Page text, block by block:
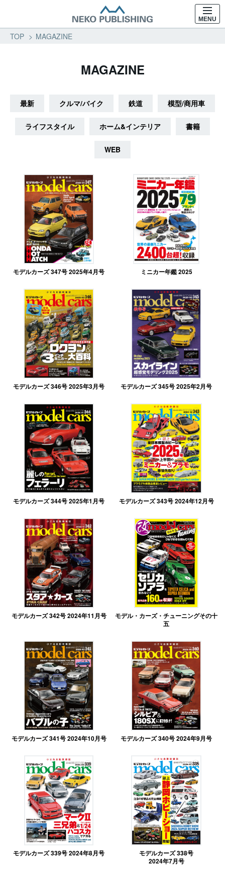
MENU
TOP MAGAZINE
MAGAZINE
最新 クルマ/バイク 鉄道 模型/商用車
ライフスタイル ホーム&インテリア 書籍
WEB
モデルカーズ 347号 2025年4月号 ミニカー年鑑 2025
モデルカーズ 346号 2025年3月号 モデルカーズ 345号 2025年2月号
モデルカーズ 344号 2025年1月号 モデルカーズ 343号 2024年12月号
モデルカーズ 342号 2024年11月号
モデル・カーズ・チューニングその十
五
モデルカーズ 341号 2024年10月号 モデルカーズ 340号 2024年9月号
モデルカーズ 339号 2024年8月号
モデルカーズ 338号
2024年7月号